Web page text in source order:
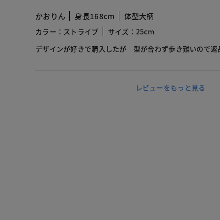
かおりん 身長168cm 体型大柄
カラー：ストライプ
サイズ：25cm
デザインが好きで購入したが 型が合わず歩き難いので返
レビューをもっと見る